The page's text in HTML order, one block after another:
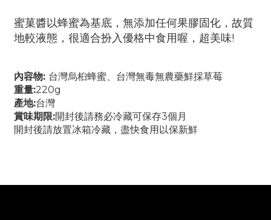
蜜菓醬以蜂蜜為基底，無添加任何果膠固化，故質
地較液態，很適合扮入優格中食用喔，超美味!
內容物: 台灣烏桕蜂蜜、台灣無毒無農藥鮮採草莓
重量:220g
產地:台灣
賞味期限:開封後請務必冷藏可保存3個月
開封後請放置冰箱冷藏，盡快食用以保新鮮